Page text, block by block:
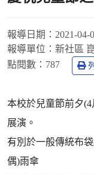
報導日期： 2021-04-
報導單位： 新社區
點閱數： 787
本校於兒童節前夕
展演。
有別於一般傳統布
偶)雨傘